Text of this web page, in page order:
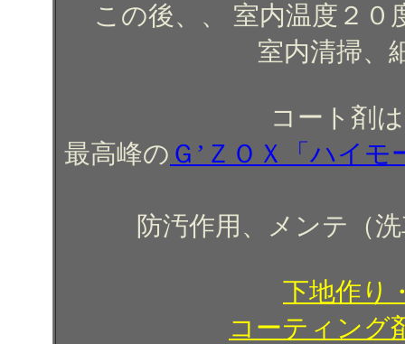
この後、、 室内温度２
室内清掃、
コート剤
最高峰の Ｇ’ＺＯＸ「ハイ
防汚作用、メンテ（
下地作り
コーティング